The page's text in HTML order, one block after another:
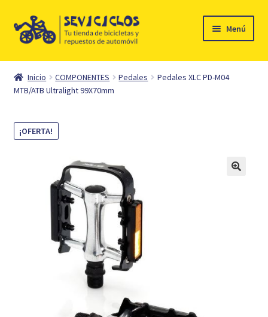
Ir
Ir
al
Menú
Inicio
Ciclismo
Automóvil
Contacto
Inicio COMPONENTES Pedales
Pedales XLC PD-M04
MTB/ATB Ultralight 99X70mm
¡OFERTA!